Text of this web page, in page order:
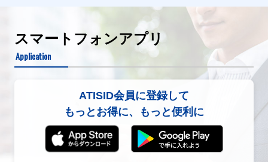
スマートフォンアプリ
Application
ATISID会員に登録して
もっとお得に、もっと便利に